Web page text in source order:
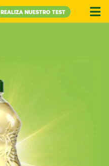
REALIZA NUESTRO TEST